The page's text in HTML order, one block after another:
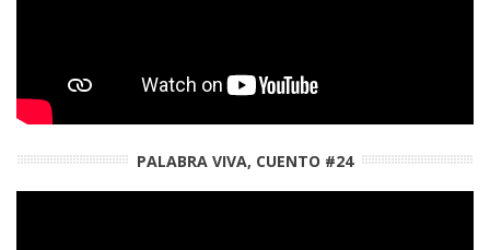
PALABRA VIVA, CUENTO #24